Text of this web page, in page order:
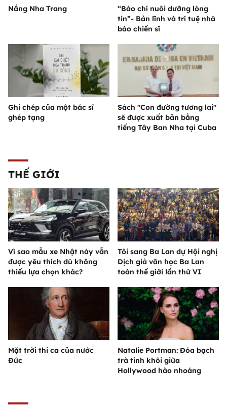
Nắng Nha Trang
“Báo chí nuôi dưỡng lòng
tin”- Bản lĩnh và trí tuệ nhà
báo chiến sĩ
Ghi chép của một bác sĩ
ghép tạng
Sách "Con đường tương lai"
sẽ được xuất bản bằng
tiếng Tây Ban Nha tại Cuba
THẾ GIỚI
Vì sao mẫu xe Nhật này vẫn
được yêu thích dù không
thiếu lựa chọn khác?
Tôi sang Ba Lan dự Hội nghị
Dịch giả văn học Ba Lan
toàn thế giới lần thứ VI
Mặt trời thi ca của nước
Đức
Natalie Portman: Đóa bạch
trà tinh khôi giữa
Hollywood hào nhoáng